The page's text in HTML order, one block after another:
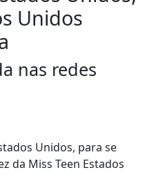
Unidos
nas redes
Unidos, para se
da Miss Teen Estados